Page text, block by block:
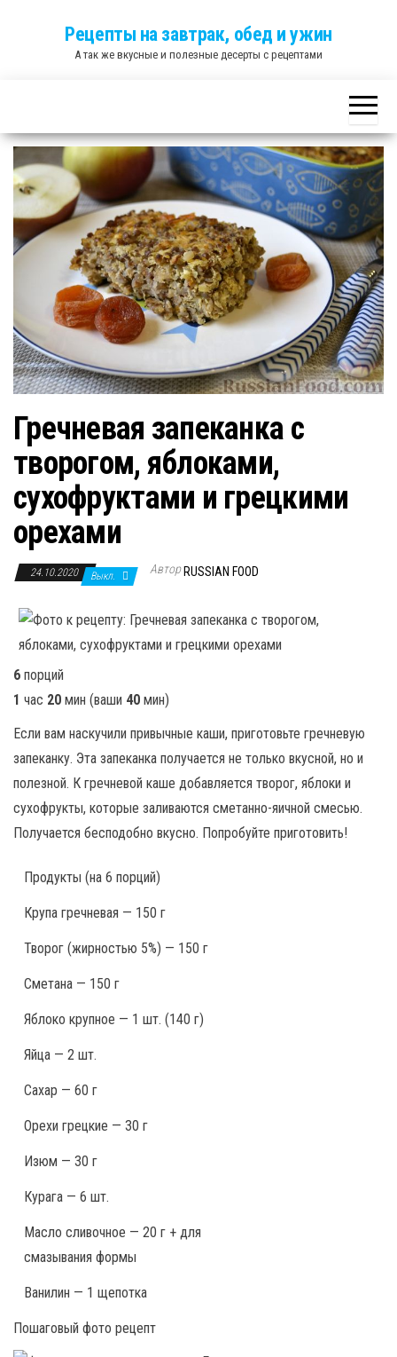
Рецепты на завтрак, обед и ужин
А так же вкусные и полезные десерты с рецептами
Гречневая запеканка с
творогом, яблоками,
сухофруктами и грецкими
орехами
24.10.2020 Выкл. Автор RUSSIAN FOOD
6 порций
1 час 20 мин (ваши 40 мин)
Если вам наскучили привычные каши, приготовьте гречневую
запеканку. Эта запеканка получается не только вкусной, но и
полезной. К гречневой каше добавляется творог, яблоки и
сухофрукты, которые заливаются сметанно-яичной смесью.
Получается бесподобно вкусно. Попробуйте приготовить!
Продукты (на 6 порций)
Крупа гречневая — 150 г
Творог (жирностью 5%) — 150 г
Сметана — 150 г
Яблоко крупное — 1 шт. (140 г)
Яйца — 2 шт.
Сахар — 60 г
Орехи грецкие — 30 г
Изюм — 30 г
Курага — 6 шт.
Масло сливочное — 20 г + для
смазывания формы
Ванилин — 1 щепотка
Пошаговый фото рецепт